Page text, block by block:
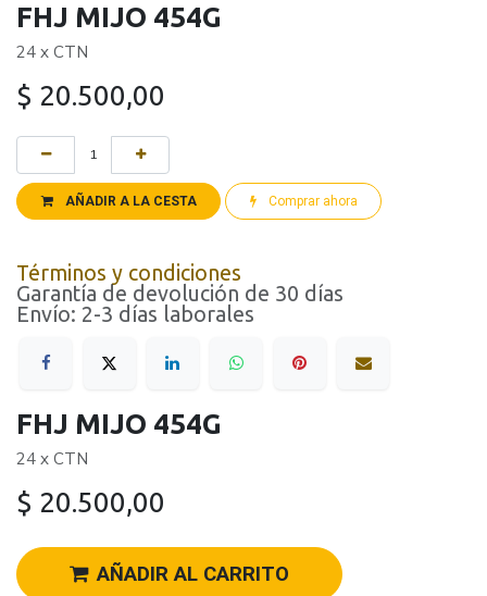
FHJ MIJO 454G
24 x CTN
$ 20.500,00
AÑADIR A LA CESTA Comprar ahora
Términos y condiciones
Garantía de devolución de 30 días
Envío: 2-3 días laborales
FHJ MIJO 454G
24 x CTN
$ 20.500,00
AÑADIR AL CARRITO